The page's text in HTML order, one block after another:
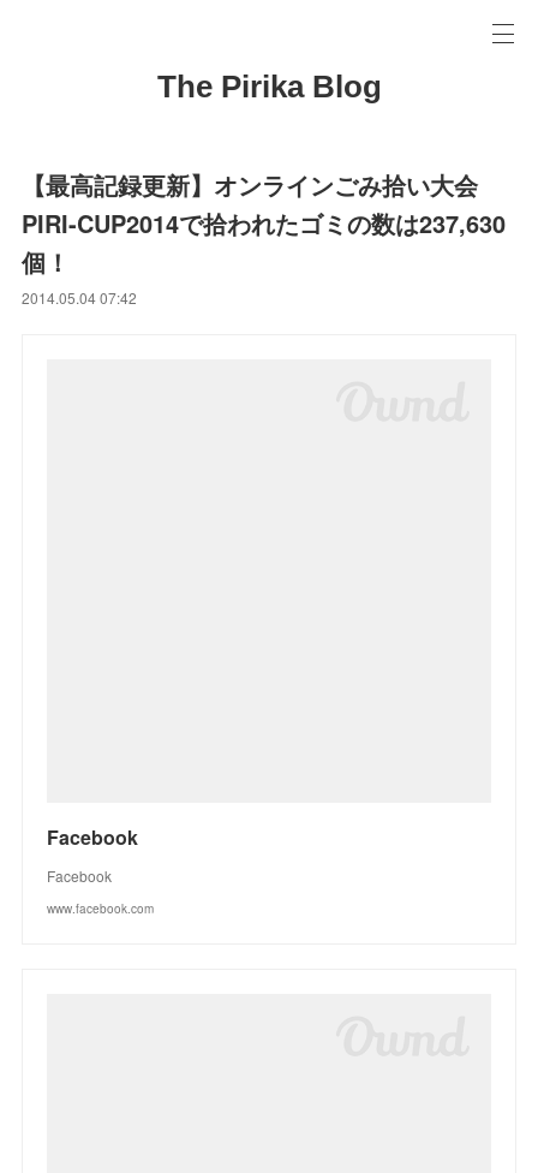
The Pirika Blog
【最高記録更新】オンラインごみ拾い大会
PIRI-CUP2014で拾われたゴミの数は237,630
個！
2014.05.04 07:42
Facebook
Facebook
www.facebook.com